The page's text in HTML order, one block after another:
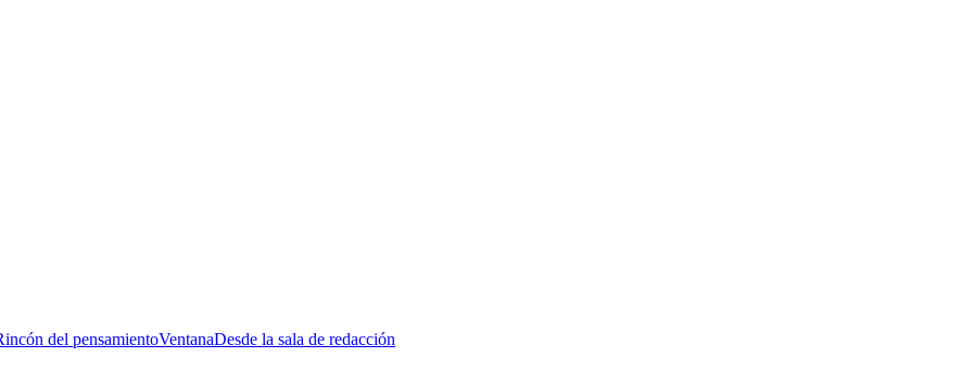
del pensamientoVentanaDesde la sala de redacción